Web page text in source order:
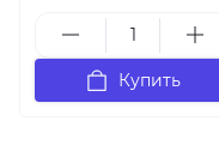
Купить